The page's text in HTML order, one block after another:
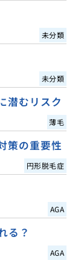
未分類
未分類
潜むリスク
薄毛
策の重要性
円形脱毛症
AGA
る？
AGA